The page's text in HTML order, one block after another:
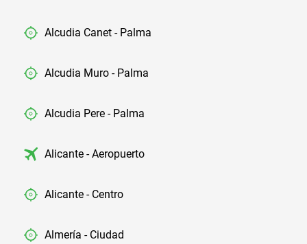
Alcudia Canet - Palma
Alcudia Muro - Palma
Alcudia Pere - Palma
Alicante - Aeropuerto
Alicante - Centro
Almería - Ciudad